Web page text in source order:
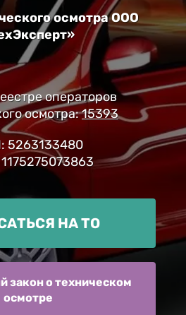
осмотра ООО
операторов
осмотра:15393
5263133480
НА ТО
закон о техническом
осмотре